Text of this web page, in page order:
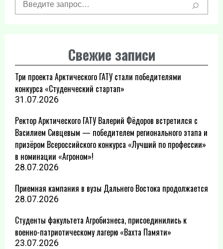
Свежие записи
Три проекта Арктического ГАТУ стали победителями
конкурса «Студенческий стартап»
31.07.2026
Ректор Арктического ГАТУ Валерий Фёдоров встретился с
Василием Сивцевым — победителем регионального этапа и
призёром Всероссийского конкурса «Лучший по профессии»
в номинации «Агроном»!
28.07.2026
Приемная кампания в вузы Дальнего Востока продолжается
28.07.2026
Студенты факультета Агробизнеса, присоединились к
военно-патриотическому лагерю «Вахта Памяти»
23.07.2026